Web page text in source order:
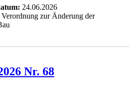
24.06.2026
Verordnung zur Änderung der
Nr. 68